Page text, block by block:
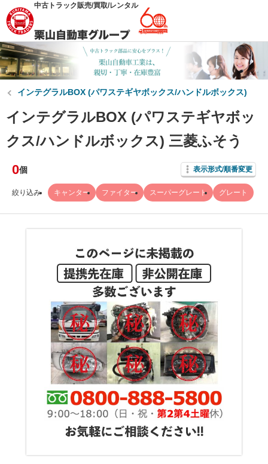
中古トラック販売/買取/レンタル
インテグラルBOX (パワステギヤボックス/ハンドルボックス)
インテグラルBOX (パワステギヤボッ
クス/ハンドルボックス) 三菱ふそう
0個 表示形式/順番変更
絞り込み キャンター ファイター スーパーグレート グレート